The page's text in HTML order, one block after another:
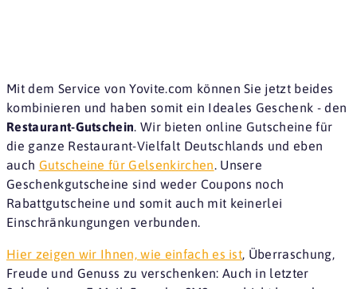
Mit dem Service von Yovite.com können Sie jetzt beides
kombinieren und haben somit ein Ideales Geschenk - den
Restaurant-Gutschein. Wir bieten online Gutscheine für
die ganze Restaurant-Vielfalt Deutschlands und eben
auch Gutscheine für Gelsenkirchen. Unsere
Geschenkgutscheine sind weder Coupons noch
Rabattgutscheine und somit auch mit keinerlei
Einschränkungungen verbunden.
Hier zeigen wir Ihnen, wie einfach es ist, Überraschung,
Freude und Genuss zu verschenken: Auch in letzter